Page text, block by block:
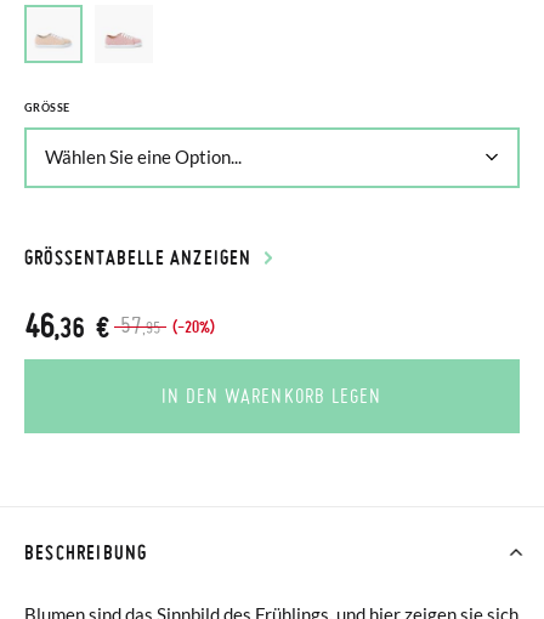
GRÖSSE
GRÖSSENTABELLE ANZEIGEN
57,95 (-20%)
46,36 €
IN DEN WARENKORB LEGEN
BESCHREIBUNG
Blumen sind das Sinnbild des Frühlings, und hier zeigen sie sich